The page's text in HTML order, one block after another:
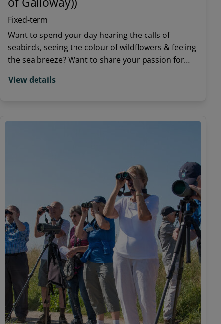
Fixed-term
Want to spend your day hearing the calls of
seabirds, seeing the colour of wildflowers & feeling
the sea breeze? Want to share your passion for
location, surrounded by nature and meeting new
View details